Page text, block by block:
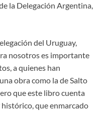
la Delegación Argentina,
del Uruguay,
nosotros es importante
a quienes han
obra como la de Salto
que este libro cuenta
que enmarcado